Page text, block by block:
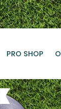
PRO SHOP